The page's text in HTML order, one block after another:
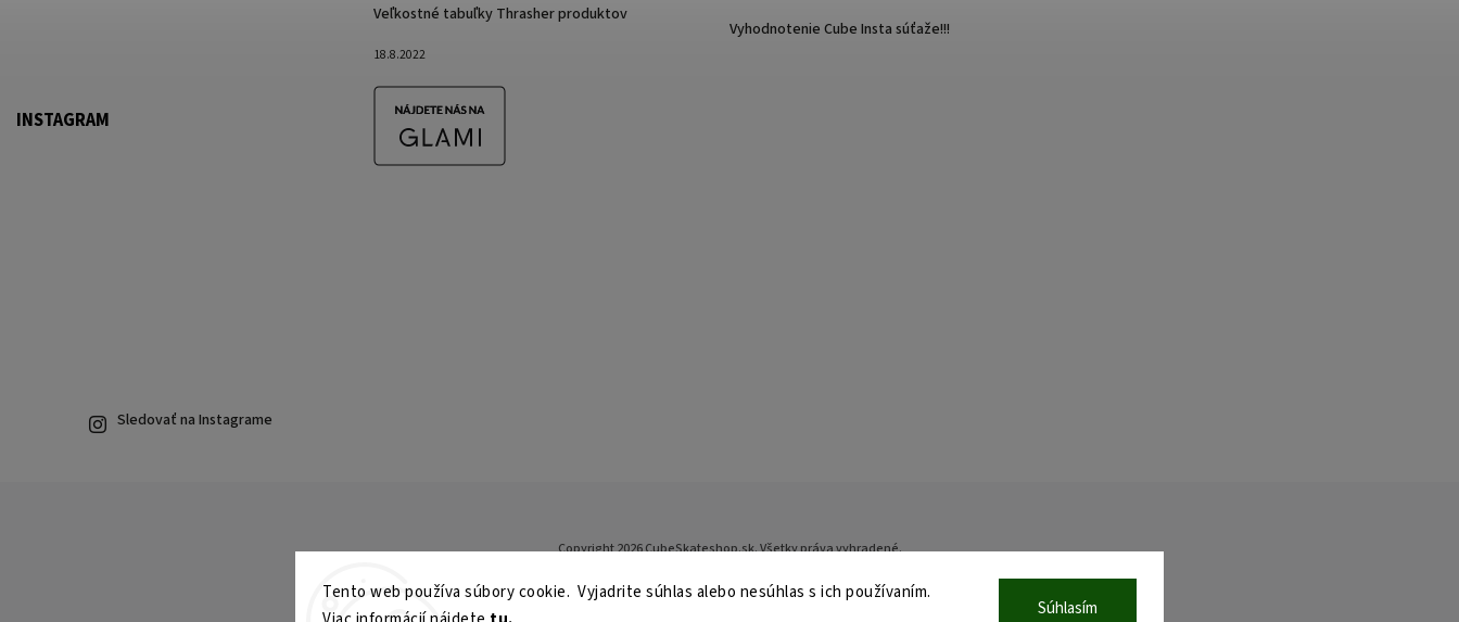
Tento web používa súbory cookie. Vyjadrite súhlas alebo nesúhlas s ich používaním.
Súhlasím
Veľkostné tabuľky Thrasher produktov
18.8.2022
Vyhodnotenie Cube Insta súťaže!!!
INSTAGRAM
Sledovať na Instagrame
Copyright 2026CubeSkateshop.sk. Všetky práva vyhradené.
VytvořilShoptet| DesignShoptak.cz